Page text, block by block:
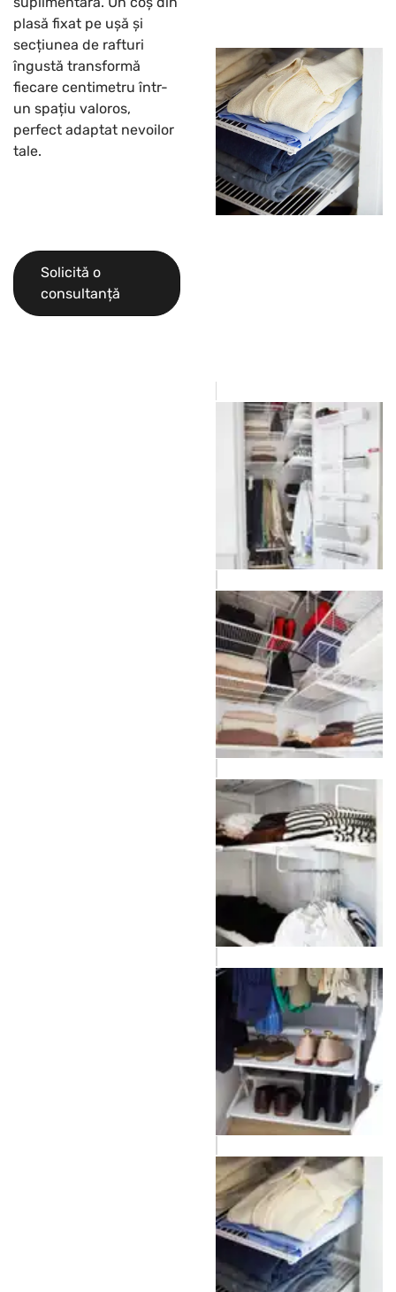
plasă fixat pe ușă și
secțiunea de rafturi
îngustă transformă
fiecare centimetru într-
un spațiu valoros,
perfect adaptat nevoilor
tale.
Solicită o
consultanță